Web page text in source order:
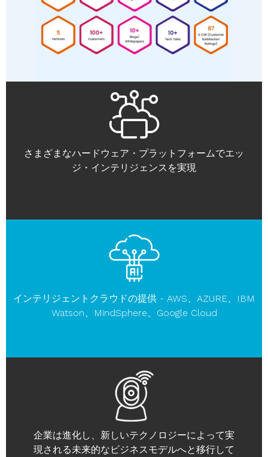
さまざまなハードウェア・プラットフォームでエッ
ジ・インテリジェンスを実現
インテリジェントクラウドの提供 - AWS、AZURE、IBM
Watson、MindSphere、Google Cloud
企業は進化し、新しいテクノロジーによって実
現される未来的なビジネスモデルへと移行して